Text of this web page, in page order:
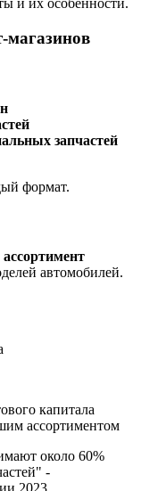
и их особенности.
магазинов
запчастей
формат.
автомобилей.
капитала
ассортиментом
около 60%
-
2023